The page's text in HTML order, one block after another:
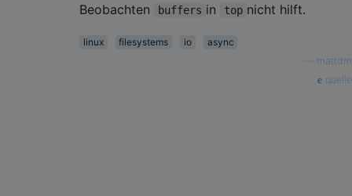
Beobachten
buffers in top nicht hilft.
linux filesystems io
async
mattdm
quelle